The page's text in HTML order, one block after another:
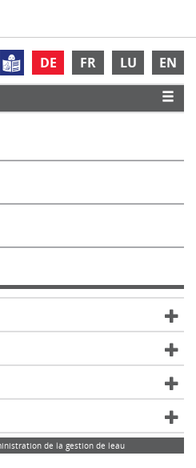
DE FR LU EN
de la gestion de leau